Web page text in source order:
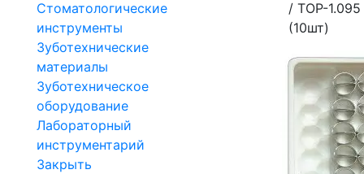
Стоматологические
инструменты
Зуботехнические
материалы
Зуботехническое
оборудование
Лабораторный
инструментарий
Закрыть
/ ТОР-
(10шт)